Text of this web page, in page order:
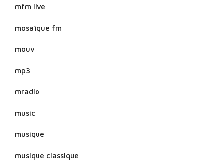
mfm live
mosaïque fm
mouv
mp3
mradio
music
musique
musique classique